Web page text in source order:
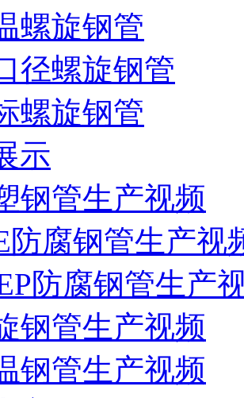
螺旋钢管
径螺旋钢管
螺旋钢管
示
钢管生产视频
防腐钢管生产视
防腐钢管生产
钢管生产视频
钢管生产视频